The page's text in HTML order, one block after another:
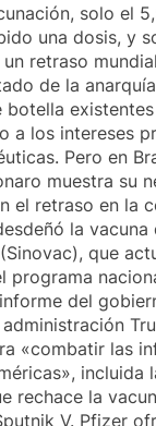
solo el
una dosis, y
retraso
de la
a los intereses
Pero en
muestra su
el retraso en la
la vacuna
que
programa
del
«combatir las
incluida
rechace la
V. Pfizer